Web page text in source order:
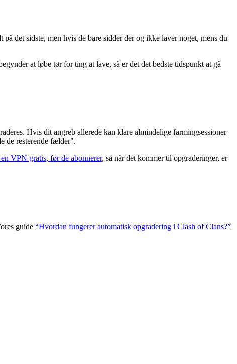
det sidste, men hvis de bare sidder der og ikke laver noget, mens du
at løbe tør for ting at lave, så er det det bedste tidspunkt at gå
Hvis dit angreb allerede kan klare almindelige farmingsessioner
de resterende fælder".
en VPN gratis, før de abonnerer, så når det kommer til opgraderinger, er
guide “Hvordan fungerer automatisk opgradering i Clash of Clans?”